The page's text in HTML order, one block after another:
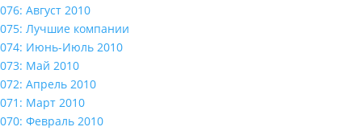
076: Август 2010
075: Лучшие компании
074: Июнь-Июль 2010
073: Май 2010
072: Апрель 2010
071: Март 2010
070: Февраль 2010